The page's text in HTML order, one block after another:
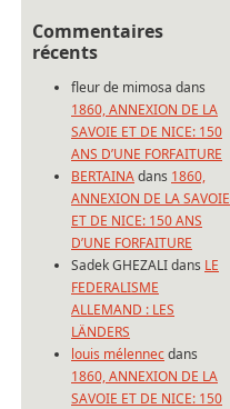
Commentaires
récents
fleur de mimosa dans
1860, ANNEXION DE LA
SAVOIE ET DE NICE: 150
ANS D’UNE FORFAITURE
BERTAINAdans 1860,
ANNEXION DE LA SAVOIE
ET DE NICE: 150 ANS
D’UNE FORFAITURE
Sadek GHEZALIdans LE
FEDERALISME
ALLEMAND : LES
LÄNDERS
louis mélennecdans
1860, ANNEXION DE LA
SAVOIE ET DE NICE: 150